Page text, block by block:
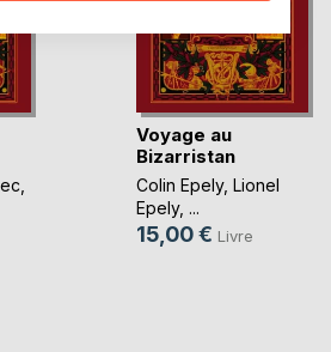
Voyage au
Bizarristan
Colin Epely, Lionel
Epely, ...
15,00 € Livre